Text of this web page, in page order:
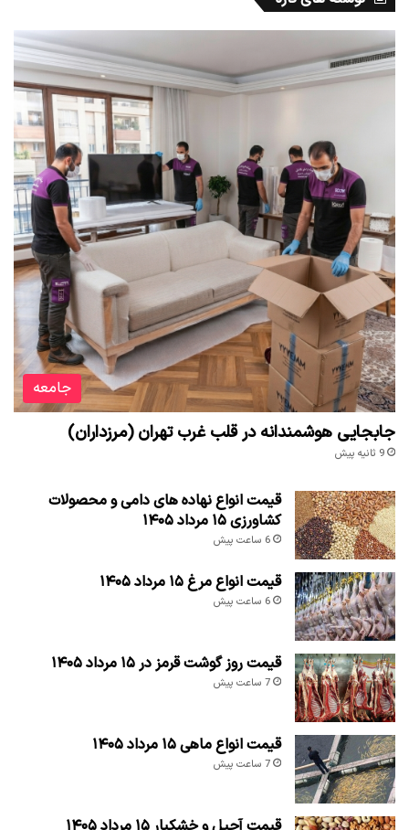
جامعه
جابجایی هوشمندانه در قلب غرب تهران (مرزداران)
9 ثانیه پیش
قیمت انواع نهاده های دامی و محصولات
کشاورزی ۱۵ مرداد ۱۴۰۵
6 ساعت پیش
قیمت انواع مرغ ۱۵ مرداد ۱۴۰۵
6 ساعت پیش
قیمت روز گوشت قرمز در ۱۵ مرداد ۱۴۰۵
7 ساعت پیش
قیمت انواع ماهی ۱۵ مرداد ۱۴۰۵
7 ساعت پیش